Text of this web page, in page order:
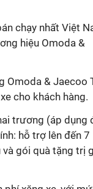
chạy nhất Việt
hiệu Omoda &
Omoda & Jaecoo
cho khách hàng.
trương (áp dụng
hỗ trợ lên đến 7
gói quà tặng trị